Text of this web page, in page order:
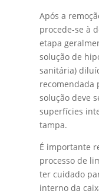
Após a
procede-se à
etapa
solução de
sanitária)
recomendada
solução deve
superfícies
tampa.
É importante
processo de
ter cuidado
interno da